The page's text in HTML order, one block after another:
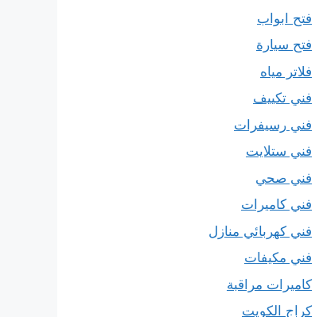
فتح ابواب
فتح سيارة
فلاتر مياه
فني تكييف
فني رسيفرات
فني ستلايت
فني صحي
فني كاميرات
فني كهربائي منازل
فني مكيفات
كاميرات مراقبة
كراج الكويت